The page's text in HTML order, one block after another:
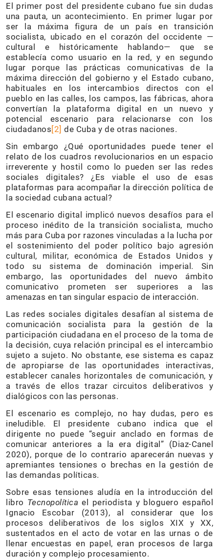
El primer post del presidente cubano fue sin dudas
una pauta, un acontecimiento. En primer lugar por
ser la máxima figura de un país en transición
socialista, ubicado en el corazón del occidente —
cultural e históricamente hablando— que se
establecía como usuario en la red, y en segundo
lugar porque las prácticas comunicativas de la
máxima dirección del gobierno y el Estado cubano,
habituales en los intercambios directos con el
pueblo en las calles, los campos, las fábricas, ahora
convertían la plataforma digital en un nuevo y
potencial escenario para relacionarse con los
ciudadanos[2] de Cuba y de otras naciones.
Sin embargo ¿Qué oportunidades puede tener el
relato de los cuadros revolucionarios en un espacio
irreverente y hostil como lo pueden ser las redes
sociales digitales? ¿Es viable el uso de esas
plataformas para acompañar la dirección política de
la sociedad cubana actual?
El escenario digital implicó nuevos desafíos para el
proceso inédito de la transición socialista, mucho
más para Cuba por razones vinculadas a la lucha por
el sostenimiento del poder político bajo agresión
cultural, militar, económica de Estados Unidos y
todo su sistema de dominación imperial. Sin
embargo, las oportunidades del nuevo ámbito
comunicativo prometen ser superiores a las
amenazas en tan singular espacio de interacción.
Las redes sociales digitales desafían al sistema de
comunicación socialista para la gestión de la
participación ciudadana en el proceso de la toma de
la decisión, cuya relación principal es el intercambio
sujeto a sujeto. No obstante, ese sistema es capaz
de apropiarse de las oportunidades interactivas,
establecer canales horizontales de comunicación, y
a través de ellos trazar circuitos deliberativos y
dialógicos con las personas.
El escenario es complejo, no hay dudas, pero es
ineludible. El presidente cubano indica que el
dirigente no puede “seguir anclado en formas de
comunicar anteriores a la era digital” (Diaz-Canel
2020), porque de lo contrario aparecerán nuevas y
apremiantes tensiones o brechas en la gestión de
las demandas políticas.
Sobre esas tensiones aludía en la introducción del
libro Tecnopolítica el periodista y bloguero español
Ignacio Escobar (2013), al considerar que los
procesos deliberativos de los siglos XIX y XX,
sustentados en el acto de votar en las urnas o de
llenar encuestas en papel, eran procesos de larga
duración y complejo procesamiento.